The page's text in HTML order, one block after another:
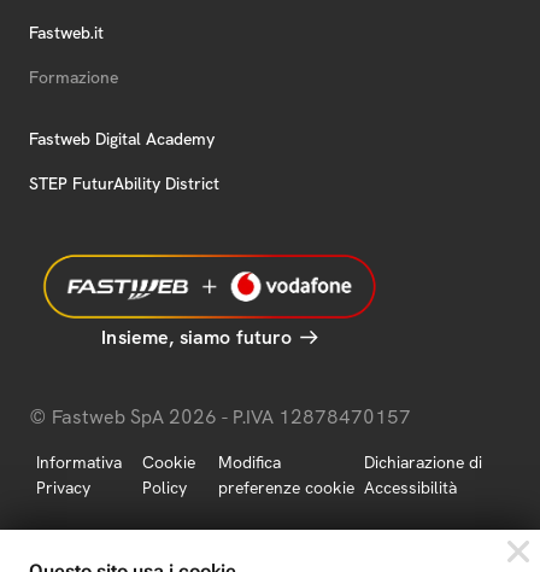
Fastweb.it
Formazione
Fastweb Digital Academy
STEP FuturAbility District
Insieme, siamo futuro
© Fastweb SpA 2026 - P.IVA 12878470157
Informativa
Privacy
Cookie
Policy
Modifica
preferenze cookie
Dichiarazione di
Accessibilità